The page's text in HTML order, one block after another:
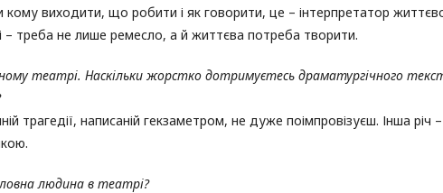
виходити, що робити і як говорити, це – інтерпретатор
– треба не лише ремесло, а й життєва потреба творити.
театрі. Наскільки жорстко дотримуєтесь драматургічного
трагедії, написаній гекзаметром, не дуже поімпровізуєш. Інша річ –
людина в театрі?